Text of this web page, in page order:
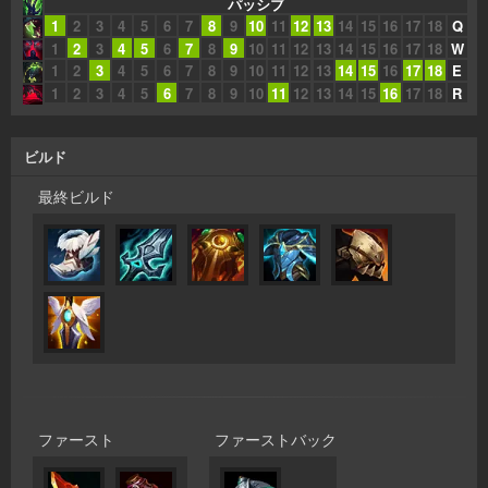
1
2 3 4 5 6 7 8 9 10 11 12 13 14 15 16 17 18 Q
1
2 3 4 5 6 7 8 9 10 11 12 13 14 15 16 17 18 W
1
2 3 4 5 6 7 8 9 10 11 12 13 14 15 16 17 18 E
1
2 3 4 5 6 7 8 9 10 11 12 13 14 15 16 17 18 R
ビルド
最終ビルド
ファースト ファーストバック